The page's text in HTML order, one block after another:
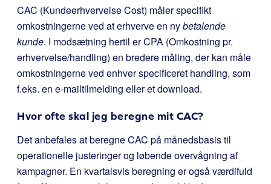
CAC (Kundeerhvervelse Cost) måler specifikt
omkostningerne ved at erhverve en nybetalende
kunde. I modsætning hertil er CPA (Omkostning pr.
erhvervelse/handling) en bredere måling, der kan måle
omkostningerne ved enhver specificeret handling, som
f.eks. en e-mailtilmelding eller et download.
Hvor ofte skal jeg beregne mit CAC?
Det anbefales at beregne CAC på månedsbasis til
operationelle justeringer og løbende overvågning af
kampagner. En kvartalsvis beregning er også værdifuld